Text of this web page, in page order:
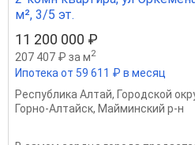
м², 3/5 эт.
11 200 000 ₽
207 407 ₽ за м2
Ипотека от 59 611 ₽ в месяц
Республика Алтай, Городской
Горно-Алтайск, Майминский р-н